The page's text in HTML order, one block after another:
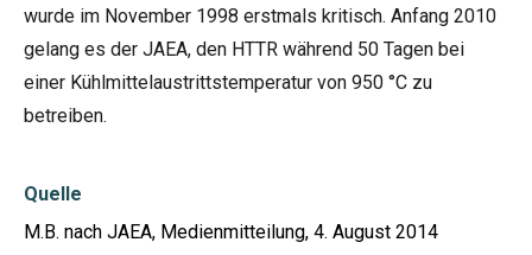
wurde im November 1998 erstmals kritisch. Anfang 2010
gelang es der JAEA, den HTTR während 50 Tagen bei
einer Kühlmittelaustrittstemperatur von 950 °C zu
betreiben.
Quelle
M.B. nach JAEA, Medienmitteilung, 4. August 2014